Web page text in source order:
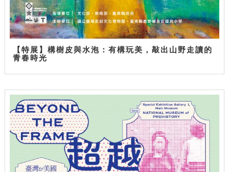
【特展】構樹皮與水泡：有構玩美，敲出山野走讀的
青春時光